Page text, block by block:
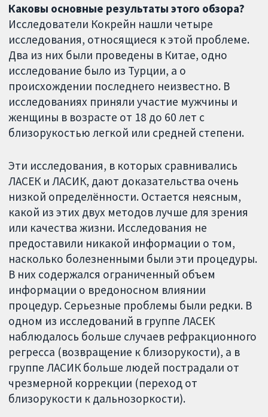
Каковы основные результаты этого обзора?
Исследователи Кокрейн нашли четыре
исследования, относящиеся к этой проблеме.
Два из них были проведены в Китае, одно
исследование было из Турции, а о
происхождении последнего неизвестно. В
исследованиях приняли участие мужчины и
женщины в возрасте от 18 до 60 лет с
близорукостью легкой или средней степени.
Эти исследования, в которых сравнивались
ЛАСЕК и ЛАСИК, дают доказательства очень
низкой определённости. Остается неясным,
какой из этих двух методов лучше для зрения
или качества жизни. Исследования не
предоставили никакой информации о том,
насколько болезненными были эти процедуры.
В них содержался ограниченный объем
информации о вредоносном влиянии
процедур. Серьезные проблемы были редки. В
одном из исследований в группе ЛАСЕК
наблюдалось больше случаев рефракционного
регресса (возвращение к близорукости), а в
группе ЛАСИК больше людей пострадали от
чрезмерной коррекции (переход от
близорукости к дальнозоркости).